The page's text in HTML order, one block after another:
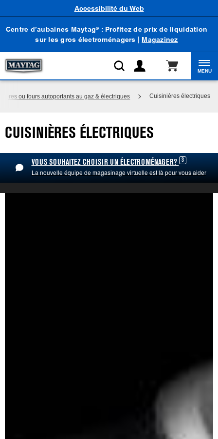
Centre d’aubaines Maytag® : Profitez de prix de liquidation
sur les gros électroménagers | Magazinez
Accessibilité du Web
MENU
ou fours autoportants au gaz & électriques Cuisinières électriques
CUISINIÈRES ÉLECTRIQUES
VOUS SOUHAITEZ CHOISIR UN ÉLECTROMÉNAGER? 3
La nouvelle équipe de magasinage virtuelle est là pour vous aider